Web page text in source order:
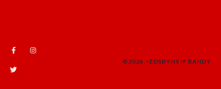
©2026,+EDSBYNS IF BANDY